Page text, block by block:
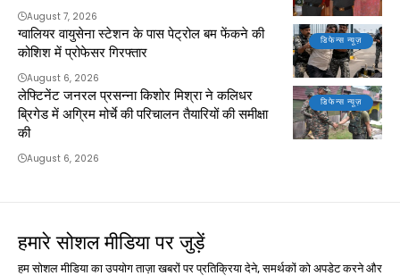
August 7, 2026
डिफेन्स न्यूज़
ग्वालियर वायुसेना स्टेशन के पास पेट्रोल बम फेंकने की
कोशिश में प्रोफेसर गिरफ्तार
August 6, 2026
डिफेन्स न्यूज़
लेफ्टिनेंट जनरल प्रसन्ना किशोर मिश्रा ने कलिधर
ब्रिगेड में अग्रिम मोर्चे की परिचालन तैयारियों की समीक्षा
की
August 6, 2026
हमारे सोशल मीडिया पर जुड़ें
हम सोशल मीडिया का उपयोग ताज़ा खबरों पर प्रतिक्रिया देने, समर्थकों को अपडेट करने और